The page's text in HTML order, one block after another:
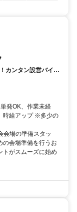
カンタン設営バイ
発OK、作業未経
時給アップ ※多少の
会場の準備スタッ
の会場準備を行うお
トがスムーズに始め